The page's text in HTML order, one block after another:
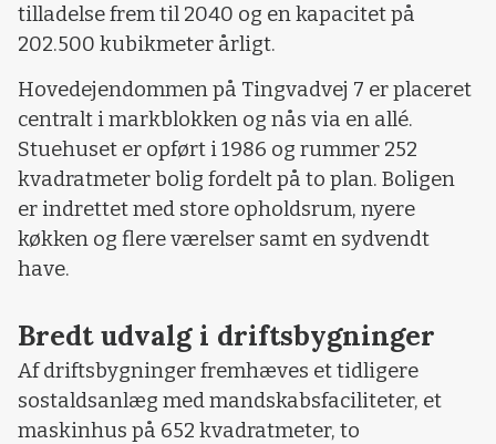
tilladelse frem til 2040 og en kapacitet på
202.500 kubikmeter årligt.
Hovedejendommen på Tingvadvej 7 er placeret
centralt i markblokken og nås via en allé.
Stuehuset er opført i 1986 og rummer 252
kvadratmeter bolig fordelt på to plan. Boligen
er indrettet med store opholdsrum, nyere
køkken og flere værelser samt en sydvendt
have.
Bredt udvalg i driftsbygninger
Af driftsbygninger fremhæves et tidligere
sostaldsanlæg med mandskabsfaciliteter, et
maskinhus på 652 kvadratmeter, to